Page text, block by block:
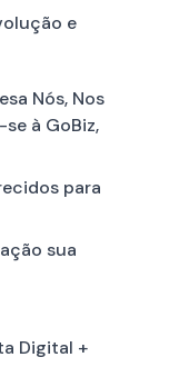
e
Nós, Nos
à GoBiz,
para
sua
Digital +